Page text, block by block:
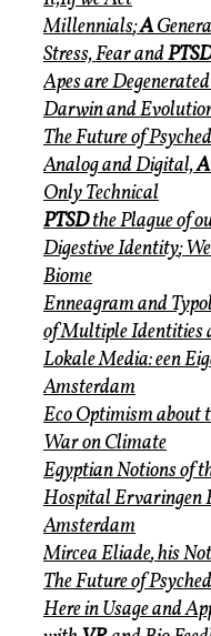
Millennials;A
Stress, Fear and
Apes are Degenerated
Darwin and
The Future of
Analog and Digital,A
Only Technical
PTSDthe Plague of
Digestive Identity;
Biome
Enneagram and
of Multiple Identities
Lokale Media: een
Amsterdam
Eco Optimismabout
War on Climate
EgyptianNotions of
HospitalErvaringen
Amsterdam
Mircea Eliade, his
The Future of
Here in Usage and